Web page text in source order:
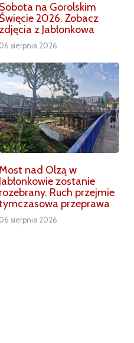
Sobota na Gorolskim
Święcie 2026. Zobacz
zdjęcia z Jabłonkowa
06 sierpnia 2026
Most nad Olzą w
Jabłonkowie zostanie
rozebrany. Ruch przejmie
przeprawa
06 sierpnia 2026